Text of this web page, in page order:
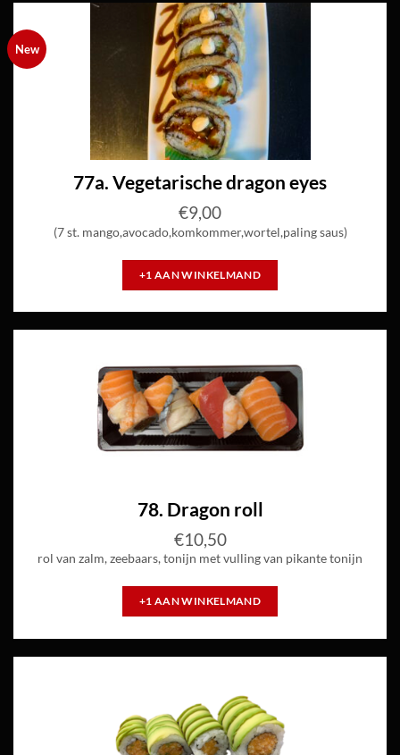
New
77a. Vegetarische dragon eyes
€9,00
(7 st. mango,avocado,komkommer,wortel,paling saus)
+1 AAN WINKELMAND
78. Dragon roll
€10,50
rol van zalm, zeebaars, tonijn met vulling van pikante tonijn
+1 AAN WINKELMAND